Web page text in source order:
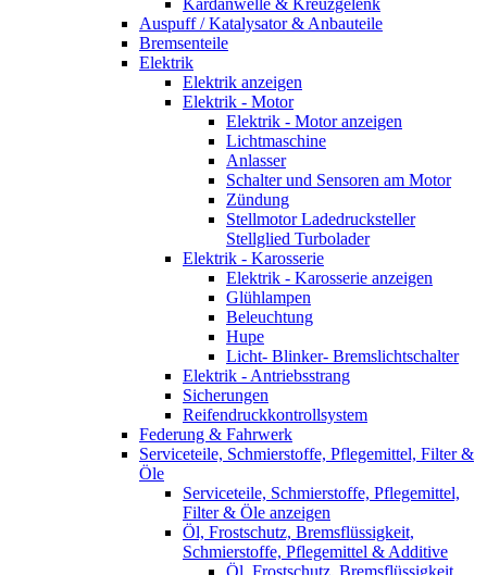
Auspuff / Katalysator & Anbauteile
Bremsenteile
Elektrik
Elektrik anzeigen
Elektrik - Motor
Elektrik - Motor anzeigen
Lichtmaschine
Anlasser
Schalter und Sensoren am Motor
Zündung
Stellmotor Ladedrucksteller
Stellglied Turbolader
Elektrik - Karosserie
Elektrik - Karosserie anzeigen
Glühlampen
Beleuchtung
Hupe
Licht- Blinker- Bremslichtschalter
Elektrik - Antriebsstrang
Sicherungen
Reifendruckkontrollsystem
Federung & Fahrwerk
Serviceteile, Schmierstoffe, Pflegemittel, Filter &
Öle
Serviceteile, Schmierstoffe, Pflegemittel,
Filter & Öle anzeigen
Öl, Frostschutz, Bremsflüssigkeit,
Schmierstoffe, Pflegemittel & Additive
Öl, Frostschutz, Bremsflüssigkeit,